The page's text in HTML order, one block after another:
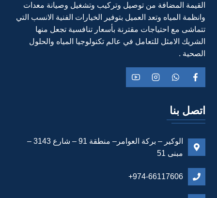
القيمة المضافة من توصيل وتركيب وتشغيل وصيانة معدات
وانظمة المياه وتعد العميل بتوفير الخيارات الفنية الانسب التي
تتماشى مع احتياجات مقترنة بأسعار تنافسية تجعل منها
الشريك الامثل للتعامل في عالم تكنولوجيا المياه والحلول
الصحية .
اتصل بنا
الوكير – بركة العوامر– منطقة 91 – شارع 3143 –
مبنى 51
974-66117606+